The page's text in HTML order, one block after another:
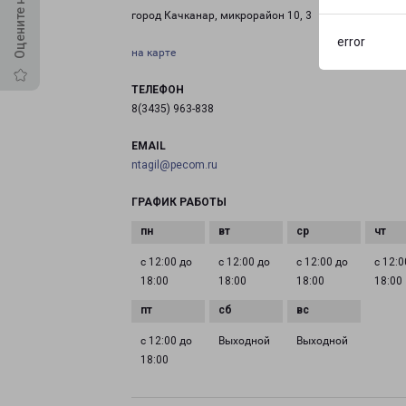
error
город Качканар, микрорайон 10, 3
на карте
ТЕЛЕФОН
8(3435) 963-838
EMAIL
ntagil@pecom.ru
ГРАФИК РАБОТЫ
с 12:00 до
18:00
с 12:00 до
18:00
с 12:00 до
18:00
с
18:00
с 12:00 до
18:00
Выходной Выходной